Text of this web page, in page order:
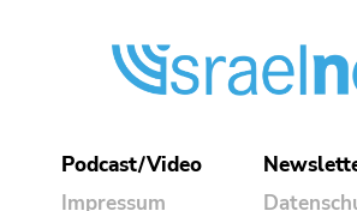
Podcast/Video
Impressum